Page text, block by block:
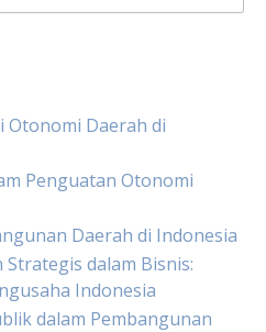
Otonomi Daerah di
Penguatan Otonomi
Daerah di Indonesia
dalam Bisnis:
Indonesia
dalam Pembangunan